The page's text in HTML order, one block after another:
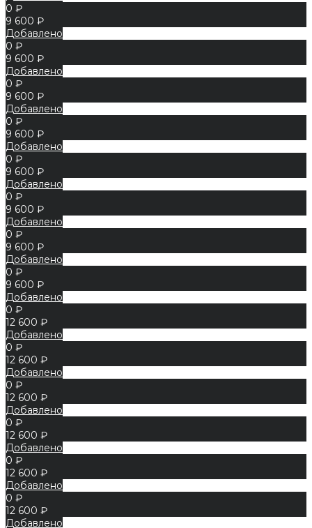
0 ₽
9 600 ₽
Добавлено
0 ₽
9 600 ₽
Добавлено
0 ₽
9 600 ₽
Добавлено
0 ₽
9 600 ₽
Добавлено
0 ₽
9 600 ₽
Добавлено
0 ₽
9 600 ₽
Добавлено
0 ₽
9 600 ₽
Добавлено
0 ₽
9 600 ₽
Добавлено
0 ₽
12 600 ₽
Добавлено
0 ₽
12 600 ₽
Добавлено
0 ₽
12 600 ₽
Добавлено
0 ₽
12 600 ₽
Добавлено
0 ₽
12 600 ₽
Добавлено
0 ₽
12 600 ₽
Добавлено